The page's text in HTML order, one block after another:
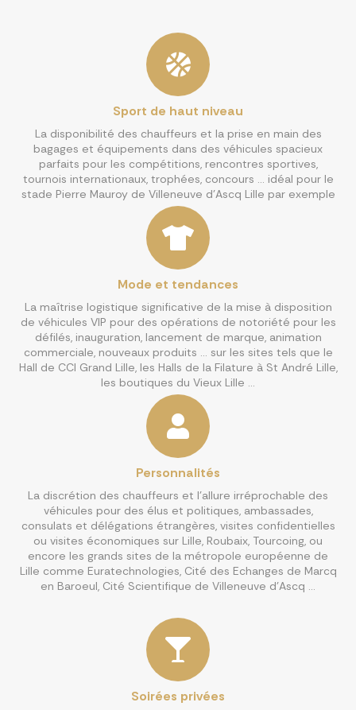
Sport de haut niveau
La disponibilité des chauffeurs et la prise en main des
bagages et équipements dans des véhicules spacieux
parfaits pour les compétitions, rencontres sportives,
tournois internationaux, trophées, concours … idéal pour le
stade Pierre Mauroy de Villeneuve d’Ascq Lille par exemple
Mode et tendances
La maîtrise logistique significative de la mise à disposition
de véhicules VIP pour des opérations de notoriété pour les
défilés, inauguration, lancement de marque, animation
commerciale, nouveaux produits … sur les sites tels que le
Hall de CCI Grand Lille, les Halls de la Filature à St André Lille,
les boutiques du Vieux Lille …
Personnalités
La discrétion des chauffeurs et l’allure irréprochable des
véhicules pour des élus et politiques, ambassades,
consulats et délégations étrangères, visites confidentielles
ou visites économiques sur Lille, Roubaix, Tourcoing, ou
encore les grands sites de la métropole européenne de
Lille comme Euratechnologies, Cité des Echanges de Marcq
en Baroeul, Cité Scientifique de Villeneuve d’Ascq …
Soirées privées